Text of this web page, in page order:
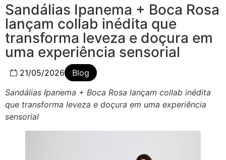
Sandálias Ipanema + Boca Rosa
lançam collab inédita que
transforma leveza e doçura em
uma experiência sensorial
21/05/2026
Blog
Sandálias Ipanema + Boca Rosa lançam collab inédita
que transforma leveza e doçura em uma experiência
sensorial